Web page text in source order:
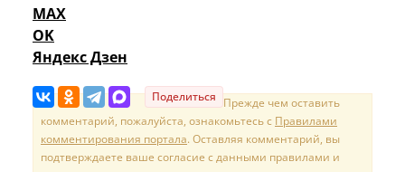
MAX
OK
Яндекс Дзен
Поделиться Прежде чем оставить
комментарий, пожалуйста, ознакомьтесь с Правилами
комментирования портала. Оставляя комментарий, вы
подтверждаете ваше согласие с данными правилами и